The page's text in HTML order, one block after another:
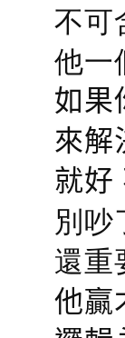
不可
他一
如果
來解
就好
別
還重
他贏